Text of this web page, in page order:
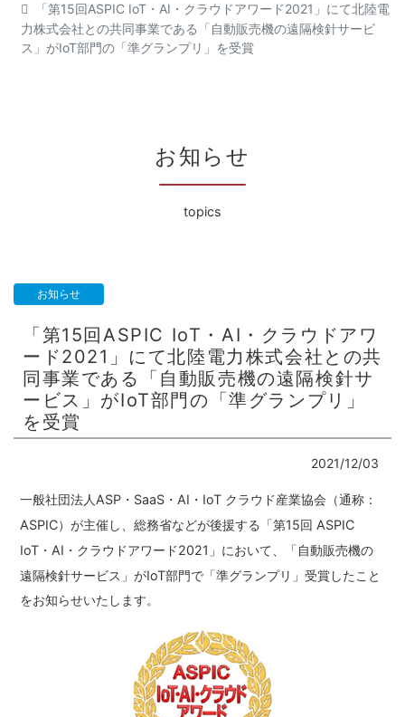
「第15回ASPIC IoT・AI・クラウドアワード2021」にて北陸電
力株式会社との共同事業である「自動販売機の遠隔検針サービ
ス」がIoT部門の「準グランプリ」を受賞
お知らせ
topics
お知らせ
「第15回ASPIC IoT・AI・クラウドアワ
ード2021」にて北陸電力株式会社との共
同事業である「自動販売機の遠隔検針サ
ービス」がIoT部門の「準グランプリ」
を受賞
2021/12/03
一般社団法人 ASP ・ SaaS ・ AI ・ IoT クラウド産業協会（通称：
ASPIC）が主催し、総務省などが後援する「第15回 ASPIC
IoT ・ AI ・クラウドアワード2021 」において、「自動販売機の
遠隔検針サービス」がIoT部門で「準グランプリ」受賞したこと
をお知らせいたします。